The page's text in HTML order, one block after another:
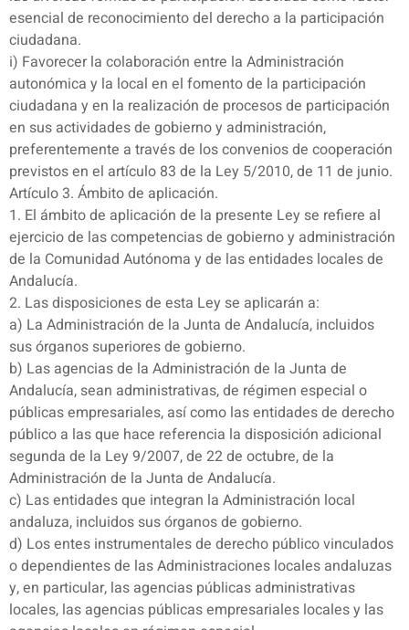
esencial de reconocimiento del derecho a la participación
ciudadana.
i) Favorecer la colaboración entre la Administración
autonómica y la local en el fomento de la participación
ciudadana y en la realización de procesos de participación
en sus actividades de gobierno y administración,
preferentemente a través de los convenios de cooperación
previstos en el artículo 83 de la Ley 5/2010, de 11 de junio.
Artículo 3. Ámbito de aplicación.
1. El ámbito de aplicación de la presente Ley se refiere al
ejercicio de las competencias de gobierno y administración
de la Comunidad Autónoma y de las entidades locales de
Andalucía.
2. Las disposiciones de esta Ley se aplicarán a:
a) La Administración de la Junta de Andalucía, incluidos
sus órganos superiores de gobierno.
b) Las agencias de la Administración de la Junta de
Andalucía, sean administrativas, de régimen especial o
públicas empresariales, así como las entidades de derecho
público a las que hace referencia la disposición adicional
segunda de la Ley 9/2007, de 22 de octubre, de la
Administración de la Junta de Andalucía.
c) Las entidades que integran la Administración local
andaluza, incluidos sus órganos de gobierno.
d) Los entes instrumentales de derecho público vinculados
o dependientes de las Administraciones locales andaluzas
y, en particular, las agencias públicas administrativas
locales, las agencias públicas empresariales locales y las